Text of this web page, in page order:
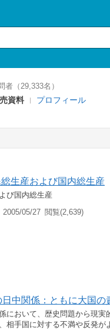
者（29,333名）
資料 プロフィール
生産および国内総生産
び国内総生産
2005/05/27 閲覧(2,639)
日中関係：ともに大国の
において、歴史問題から現
相手国に対する不満や反発